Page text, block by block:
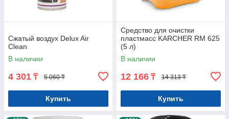
Сжатый воздух Delux Air
Clean
В наличии
4 301 ₸ 5 060 ₸
Купить
Средство для очистки
пластмасс KARCHER RM 625
(5 л)
В наличии
12 166 ₸ 14 313 ₸
Купить